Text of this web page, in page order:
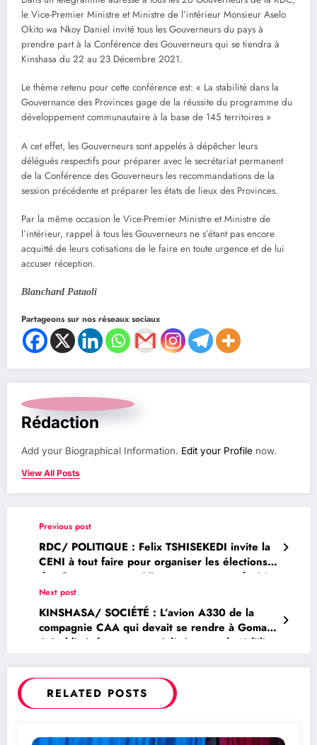
le Vice-Premier Ministre et Ministre de l’intérieur Monsieur Aselo
Okito wa Nkoy Daniel invité tous les Gouverneurs du pays à
prendre part à la Conférence des Gouverneurs qui se tiendra à
Kinshasa du 22 au 23 Décembre 2021.
Le thème retenu pour cette conférence est: « La stabilité dans la
Gouvernance des Provinces gage de la réussite du programme du
développement communautaire à la base de 145 territoires »
A cet effet, les Gouverneurs sont appelés à dépêcher leurs
délégués respectifs pour préparer avec le secrétariat permanent
de la Conférence des Gouverneurs les recommandations de la
session précédente et préparer les états de lieux des Provinces.
Par la même occasion le Vice-Premier Ministre et Ministre de
l’intérieur, rappel à tous les Gouverneurs ne s’étant pas encore
acquitté de leurs cotisations de le faire en toute urgence et de lui
accuser réception.
Blanchard Pataoli
Partageons sur nos réseaux sociaux
Rédaction
Add your Biographical Information. Edit your Profile now.
View All Posts
Previous post
RDC/ POLITIQUE : Felix TSHISEKEDI invite la
CENI à tout faire pour organiser les élections
des Gouverneurs et Vices-gouverneurs de 14
Provinces
Next post
KINSHASA/ SOCIÉTÉ : L’avion A330 de la
compagnie CAA qui devait se rendre à Goma a
été obligé de retourner à l’aéroport de Ndjili
RELATED POSTS